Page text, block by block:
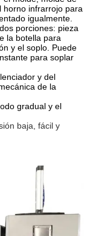
horno infrarrojo para
igualmente.
porciones: pieza
la botella para
y el soplo. Puede
para soplar
y del
de la
gradual y el
baja, fácil y